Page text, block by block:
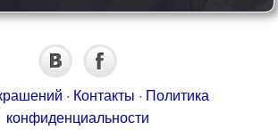
· Контакты · Политика
конфиденциальности